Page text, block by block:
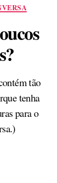
tão
tenha
para o